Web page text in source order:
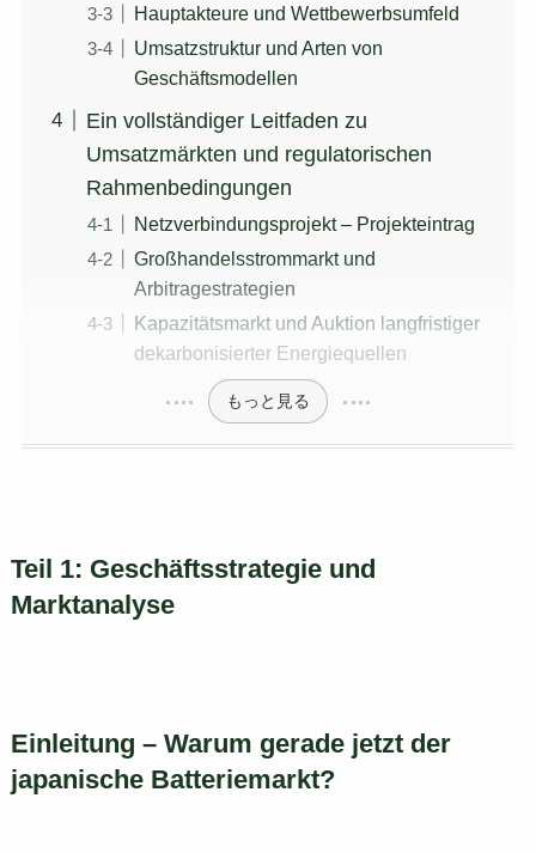
Hauptakteure und Wettbewerbsumfeld
Umsatzstruktur und Arten von
Geschäftsmodellen
Ein vollständiger Leitfaden zu
Umsatzmärkten und regulatorischen
Rahmenbedingungen
Netzverbindungsprojekt – Projekteintrag
Großhandelsstrommarkt und
Arbitragestrategien
Kapazitätsmarkt und Auktion langfristiger
dekarbonisierter Energiequellen
もっと見る
Teil 1: Geschäftsstrategie und
Marktanalyse
Einleitung – Warum gerade jetzt der
japanische Batteriemarkt?